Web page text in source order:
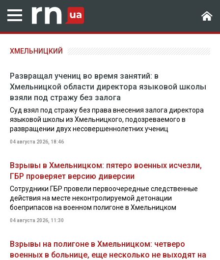
ХМЕЛЬНИЦКИЙ
Развращал учениц во время занятий: в
Хмельницкой области директора языковой школы
взяли под стражу без залога
Суд взял под стражу без права внесения залога директора
языковой школы из Хмельницкого, подозреваемого в
развращении двух несовершеннолетних учениц
04 августа 2026, 18:46
Взрывы в Хмельницком: пятеро военных исчезли,
ГБР проверяет версию диверсии
Сотрудники ГБР провели первоочередные следственные
действия на месте неконтролируемой детонации
боеприпасов на военном полигоне в Хмельницком
04 августа 2026, 11:30
Взрывы на полигоне в Хмельницком: четверо
военных в больнице, еще несколько не выходят на